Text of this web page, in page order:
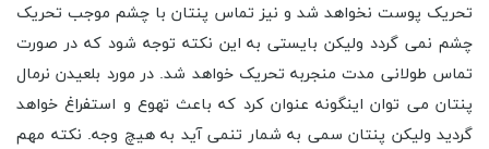
تحریک پوست نخواهد شد و نیز تماس پنتان با چشم موجب تحریک
چشم نمی گردد ولیکن بایستی به این نکته توجه شود که در صورت
تماس طولانی مدت منجربه تحریک خواهد شد. در مورد بلعیدن نرمال
پنتان می توان اینگونه عنوان کرد که باعث تهوع و استفراغ خواهد
گردید ولیکن پنتان سمی به شمار تنمی آید به هیچ وجه. نکته مهم